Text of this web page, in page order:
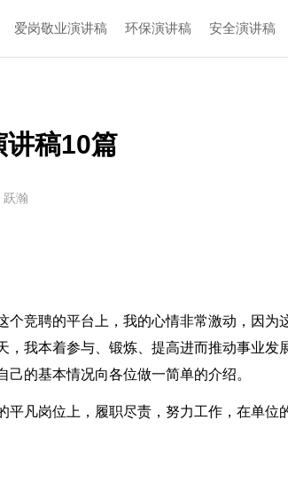
爱岗敬业演讲稿 环保演讲稿 安全演讲稿
讲稿10篇
跃瀚
个竞聘的平台上，我的心情非常激动，因为
，我本着参与、锻炼、提高进而推动事业发
的基本情况向各位做一简单的介绍。
平凡岗位上，履职尽责，努力工作，在单位